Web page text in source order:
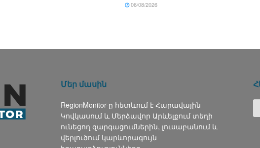
06/08/2026
Մեր մասին
RegionMonitor-ը հետևում է Հարավային
Կովկասում և Մերձավոր Արևելքում տեղի
ունեցող զարգացումներին, լուսաբանում և
վերլուծում կարևորագույն